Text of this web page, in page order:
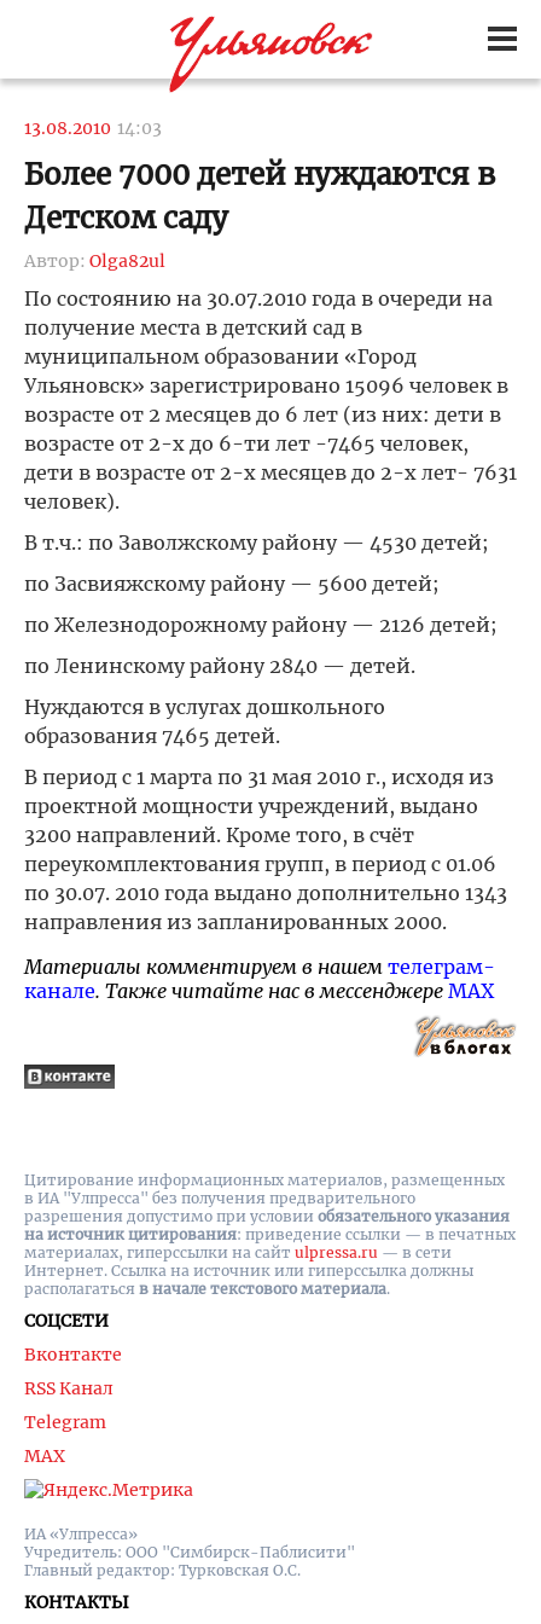
13.08.2010 14:03
Более 7000 детей нуждаются в
Детском саду
Автор: Olga82ul
По состоянию на 30.07.2010 года в очереди на
получение места в детский сад в
муниципальном образовании «Город
Ульяновск» зарегистрировано 15096 человек в
возрасте от 2 месяцев до 6 лет (из них: дети в
возрасте от 2-х до 6-ти лет -7465 человек,
дети в возрасте от 2-х месяцев до 2-х лет- 7631
человек).
В т.ч.: по Заволжскому району — 4530 детей;
по Засвияжскому району — 5600 детей;
по Железнодорожному району — 2126 детей;
по Ленинскому району 2840 — детей.
Нуждаются в услугах дошкольного
образования 7465 детей.
В период с 1 марта по 31 мая 2010 г., исходя из
проектной мощности учреждений, выдано
3200 направлений. Кроме того, в счёт
переукомплектования групп, в период с 01.06
по 30.07. 2010 года выдано дополнительно 1343
направления из запланированных 2000.
Материалы комментируем в нашем телеграм-
канале. Также читайте нас в мессенджере MAX
ИА «Улпресса»
Учредитель: ООО "Симбирск-Паблисити"
Главный редактор: Турковская О.С.
КОНТАКТЫ
СОЦСЕТИ
Вконтакте
RSS Канал
Telegram
MAX
Цитирование информационных материалов, размещенных
в ИА "Улпресса" без получения предварительного
разрешения допустимо при условии обязательного указания
на источник цитирования: приведение ссылки — в печатных
материалах, гиперссылки на cайт ulpressa.ru — в сети
Интернет. Ссылка на источник или гиперссылка должны
располагаться в начале текстового материала.